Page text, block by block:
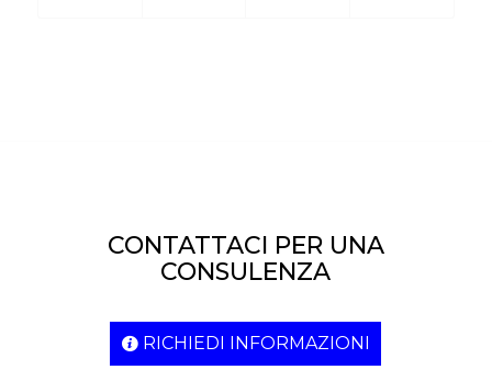
CONTATTACI PER UNA
CONSULENZA
RICHIEDI INFORMAZIONI